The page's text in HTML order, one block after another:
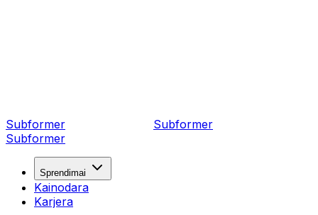
Subformer Subformer
Subformer
Sprendimai
Kainodara
Karjera